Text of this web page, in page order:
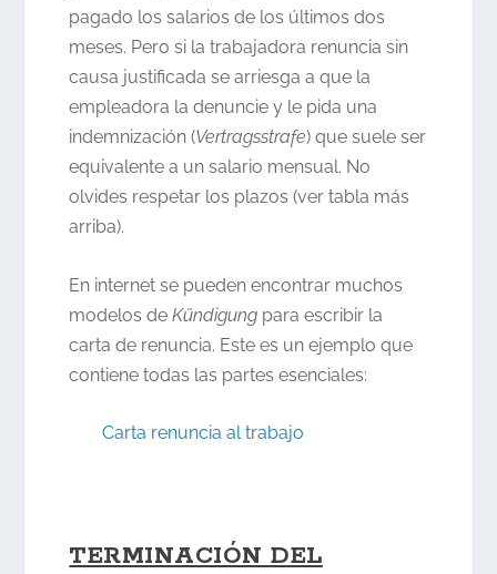
pagado los salarios de los últimos dos
meses. Pero si la trabajadora renuncia sin
causa justificada se arriesga a que la
empleadora la denuncie y le pida una
indemnización (Vertragsstrafe) que suele ser
equivalente a un salario mensual. No
olvides respetar los plazos (ver tabla más
arriba).
En internet se pueden encontrar muchos
modelos deKündigung para escribir la
carta de renuncia. Este es un ejemplo que
contiene todas las partes esenciales:
Carta renuncia al trabajo
TERMINACIÓN DEL